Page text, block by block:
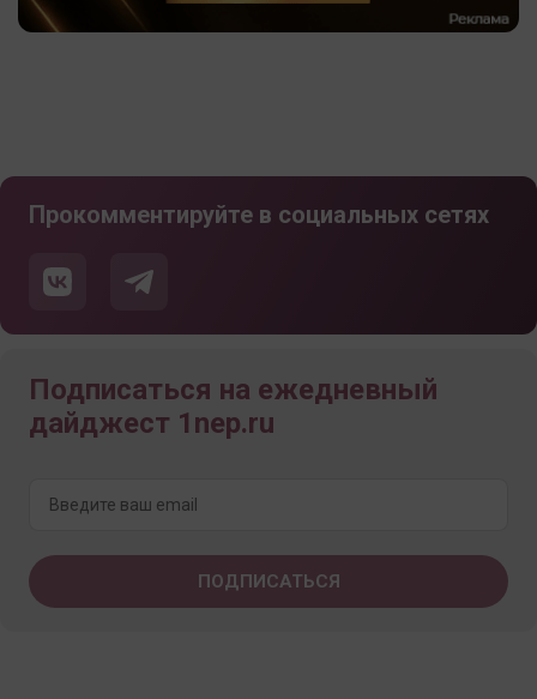
Прокомментируйте в социальных сетях
Подписаться на ежедневный
дайджест 1nep.ru